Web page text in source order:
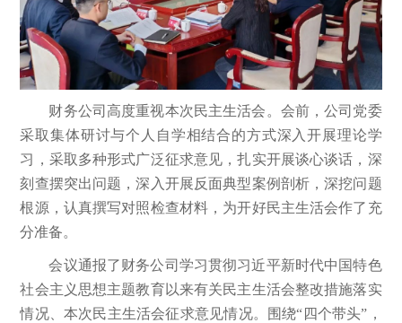
财务公司高度重视本次民主生活会。会前，公司党委
采取集体研讨与个人自学相结合的方式深入开展理论学
习，采取多种形式广泛征求意见，扎实开展谈心谈话，深
刻查摆突出问题，深入开展反面典型案例剖析，深挖问题
根源，认真撰写对照检查材料，为开好民主生活会作了充
分准备。
会议通报了财务公司学习贯彻习近平新时代中国特色
社会主义思想主题教育以来有关民主生活会整改措施落实
情况、本次民主生活会征求意见情况。围绕“四个带头”，